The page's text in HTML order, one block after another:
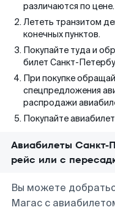
различаются по цене.
Лететь транзитом
конечных пунктов.
Покупайте туда и
билет Санкт-
При покупке
спецпредложения
распродажи
Покупайте
Авиабилеты Санкт-
рейс или с
Вы можете
Магас с